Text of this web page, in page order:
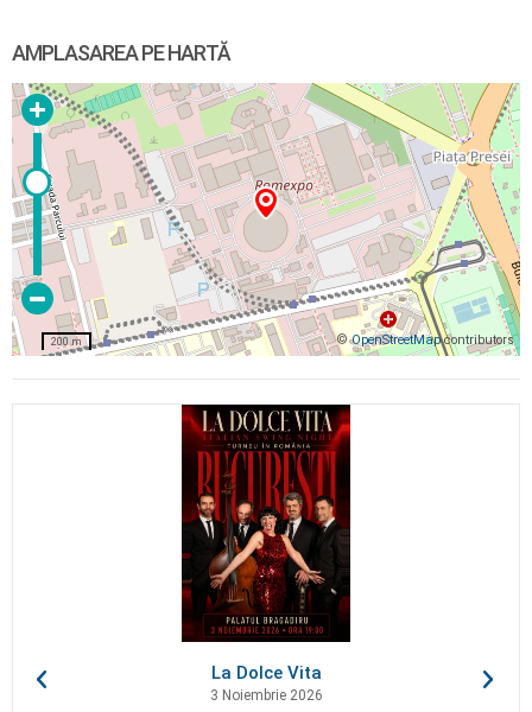
AMPLASAREA PE HARTĂ
©OpenStreetMapcontributors
200 m
La Dolce Vita
3 Noiembrie 2026